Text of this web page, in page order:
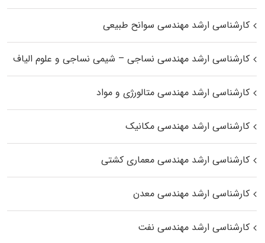
کارشناسی ارشد مهندسی سوانح طبیعی
کارشناسی ارشد مهندسی نساجی – شیمی نساجی و علوم الیاف
کارشناسی ارشد مهندسی متالورژی و مواد
کارشناسی ارشد مهندسی مکانیک
کارشناسی ارشد مهندسی معماری کشتی
کارشناسی ارشد مهندسی معدن
کارشناسی ارشد مهندسی نفت